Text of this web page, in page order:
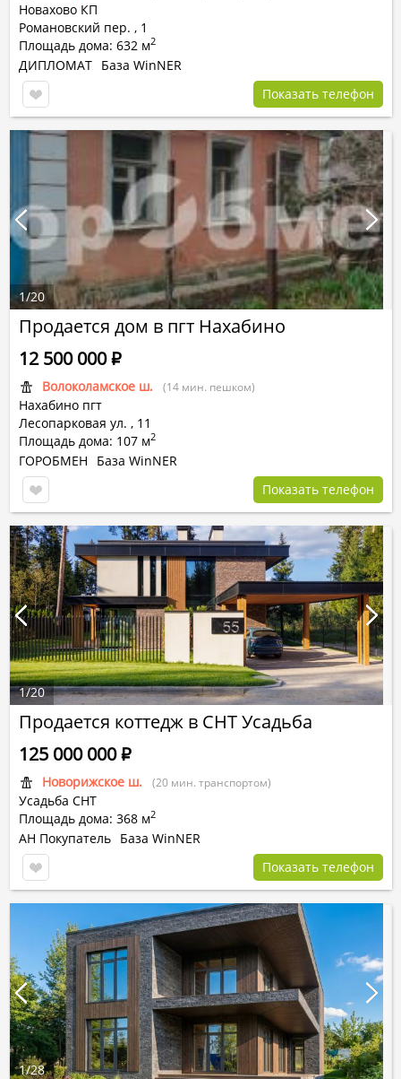
Новахово КП
Романовский пер. , 1
Площадь дома: 632 м2
ДИПЛОМАТ База WinNER
Показать телефон
Продается дом в пгт Нахабино
Волоколамское ш. (14 мин. пешком)
Нахабино пгт
Лесопарковая ул. , 11
Площадь дома: 107 м2
12 500 000Р
ГОРОБМЕН
База WinNER
Показать телефон
1/20
Продается коттедж в СНТ Усадьба
Новорижское ш. (20 мин. транспортом)
Усадьба СНТ
Площадь дома: 368 м2
125 000 000Р
АН Покупатель База WinNER
Показать телефон
1/20
1/28